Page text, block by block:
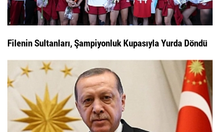
Filenin Sultanları, Şampiyonluk Kupasıyla Yurda Döndü